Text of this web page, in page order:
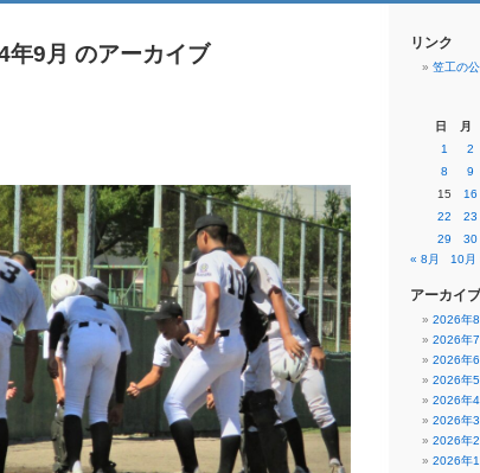
年9月 のアーカイブ リンク
笠工の
日 月
1
2
8
9
15
16
22
23
29
30
« 8月
10月
アーカイブ
2026年8
2026年7
2026年6
2026年5
2026年4
2026年3
2026年2
2026年1